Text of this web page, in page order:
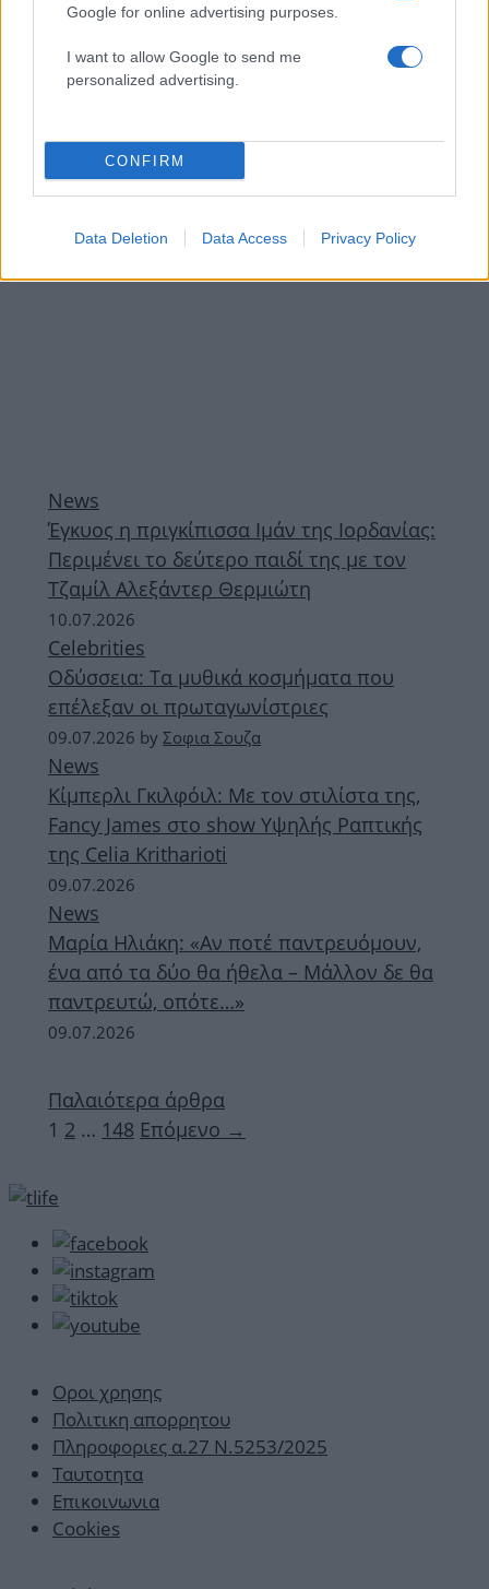
Google for online advertising purposes.
I want to allow Google to send me
personalized advertising.
CONFIRM
Data Deletion Data Access Privacy Policy
16.07.2026 byΔημητρα Γκασιαμη
Σαρλίζ Θερόν: Ανησυχία για την
ΔΙΑΦΗΜΙΣΗ
News
Έγκυος η πριγκίπισσα Ιμάν της Ιορδανίας:
Περιμένει το δεύτερο παιδί της με τον
Τζαμίλ Αλεξάντερ Θερμιώτη
10.07.2026
Celebrities
Οδύσσεια: Τα μυθικά κοσμήματα που
επέλεξαν οι πρωταγωνίστριες
09.07.2026 by Σοφια Σουζα
News
Κίμπερλι Γκιλφόιλ: Με τον στιλίστα της,
Fancy James στο show Υψηλής Ραπτικής
της Celia Kritharioti
09.07.2026
News
Μαρία Ηλιάκη: «Αν ποτέ παντρευόμουν,
ένα από τα δύο θα ήθελα – Μάλλον δε θα
παντρευτώ, οπότε…»
09.07.2026
Παλαιότερα άρθρα
Σελίδα
1 Σελίδα
2 … Σελίδα
148 Επόμενο →
Οροι χρησης
Πολιτικη απορρητου
Πληροφοριες α.27 Ν.5253/2025
Ταυτοτητα
Επικοινωνια
Cookies